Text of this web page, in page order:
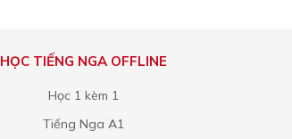
HỌC TIẾNG NGA OFFLINE
Học 1 kèm 1
Tiếng Nga A1